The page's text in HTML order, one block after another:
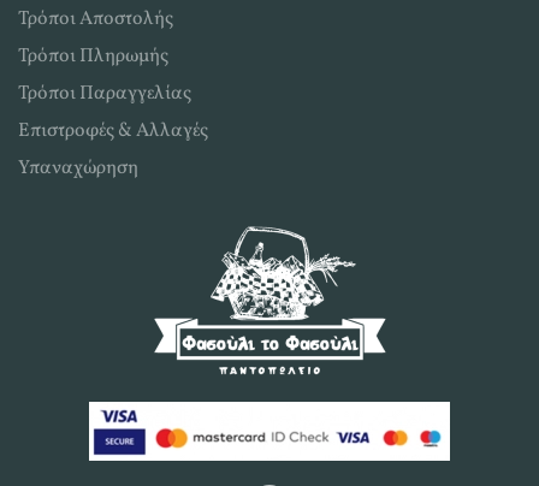
Τρόποι Αποστολής
Τρόποι Πληρωμής
Τρόποι Παραγγελίας
Επιστροφές & Αλλαγές
Υπαναχώρηση